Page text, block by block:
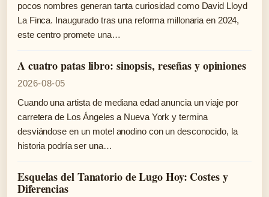
pocos nombres generan tanta curiosidad como David Lloyd
La Finca. Inaugurado tras una reforma millonaria en 2024,
este centro promete una…
A cuatro patas libro: sinopsis, reseñas y opiniones
2026-08-05
Cuando una artista de mediana edad anuncia un viaje por
carretera de Los Ángeles a Nueva York y termina
desviándose en un motel anodino con un desconocido, la
historia podría ser una…
Esquelas del Tanatorio de Lugo Hoy: Costes y
Diferencias